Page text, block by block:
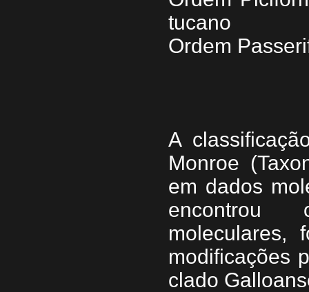
tucano
Ordem
A
Monroe
em dados
encontrou
moleculares,
modificações
clado